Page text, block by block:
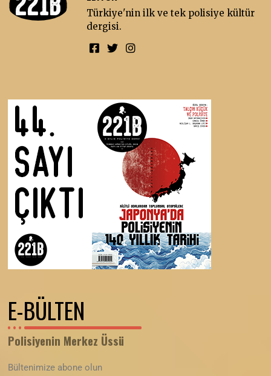
Türkiye'nin ilk ve tek polisiye kültür
dergisi.
E-BÜLTEN
Polisiyenin Merkez Üssü
Bültenimize abone olun